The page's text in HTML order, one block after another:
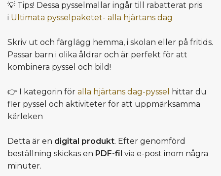
💡 Tips! Dessa pysselmallar ingår till rabatterat pris
i Ultimata pysselpaketet- alla hjärtans dag
Skriv ut och färglägg hemma, i skolan eller på fritids.
Passar barn i olika åldrar och är perfekt för att
kombinera pyssel och bild!
👉 I kategorin för alla hjärtans dag-pyssel
hittar du
fler pyssel och aktiviteter för att uppmärksamma
kärleken
Detta är en digital produkt. Efter genomförd
beställning skickas en PDF-fil via e-post inom några
minuter.